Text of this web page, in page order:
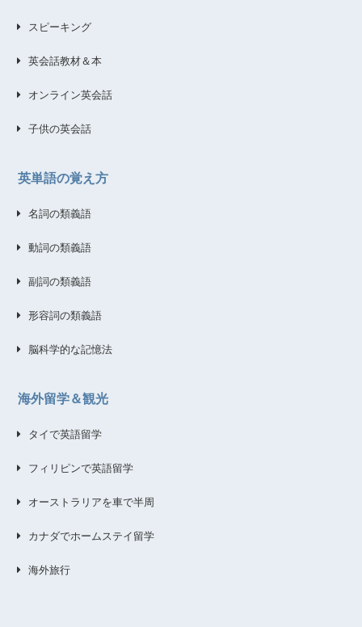
スピーキング
英会話教材＆本
オンライン英会話
子供の英会話
英単語の覚え方
名詞の類義語
動詞の類義語
副詞の類義語
形容詞の類義語
脳科学的な記憶法
海外留学＆観光
タイで英語留学
フィリピンで英語留学
オーストラリアを車で半周
カナダでホームステイ留学
海外旅行